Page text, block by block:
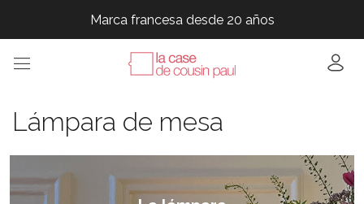
Marca francesa desde 20 años
Marca francesa desde 20 años
Marca francesa desde 20 años
Marca francesa desde 20 años
Lámpara de mesa